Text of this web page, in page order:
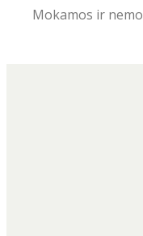
Mokamos ir